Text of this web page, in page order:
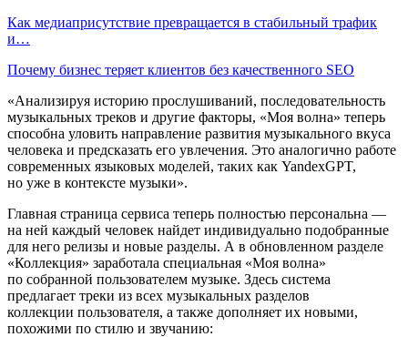
Как медиаприсутствие превращается в стабильный трафик
и…
Почему бизнес теряет клиентов без качественного SEO
«Анализируя историю прослушиваний, последовательность
музыкальных треков и другие факторы, «Моя волна» теперь
способна уловить направление развития музыкального вкуса
человека и предсказать его увлечения. Это аналогично работе
современных языковых моделей, таких как YandexGPT,
но уже в контексте музыки».
Главная страница сервиса теперь полностью персональна —
на ней каждый человек найдет индивидуально подобранные
для него релизы и новые разделы. А в обновленном разделе
«Коллекция» заработала специальная «Моя волна»
по собранной пользователем музыке. Здесь система
предлагает треки из всех музыкальных разделов
коллекции пользователя, а также дополняет их новыми,
похожими по стилю и звучанию: